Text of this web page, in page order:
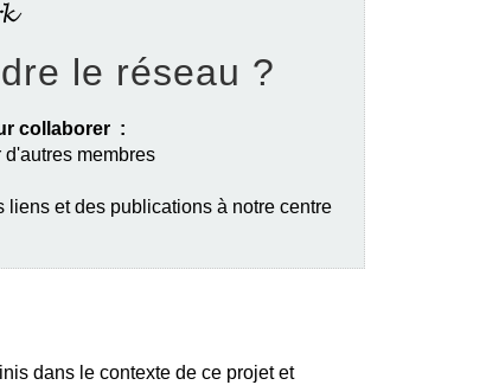
le réseau ?
collaborer :
membres
liens et des publications à notre centre
dans le contexte de ce projet et